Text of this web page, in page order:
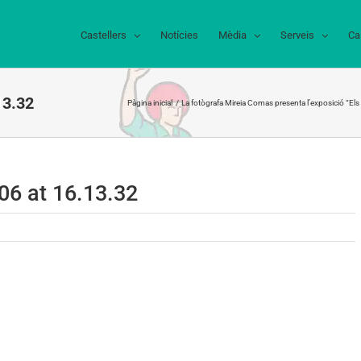
Castellers Notícies Mèdia Serveis
Pàgina inicial La fotògrafa Mireia Comas presenta l’exposició
at 16.13.32